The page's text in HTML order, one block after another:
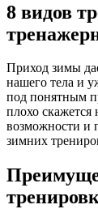
8 видов
Приход зимы
нашего тела и
под понятным
плохо
возможности и
зимних